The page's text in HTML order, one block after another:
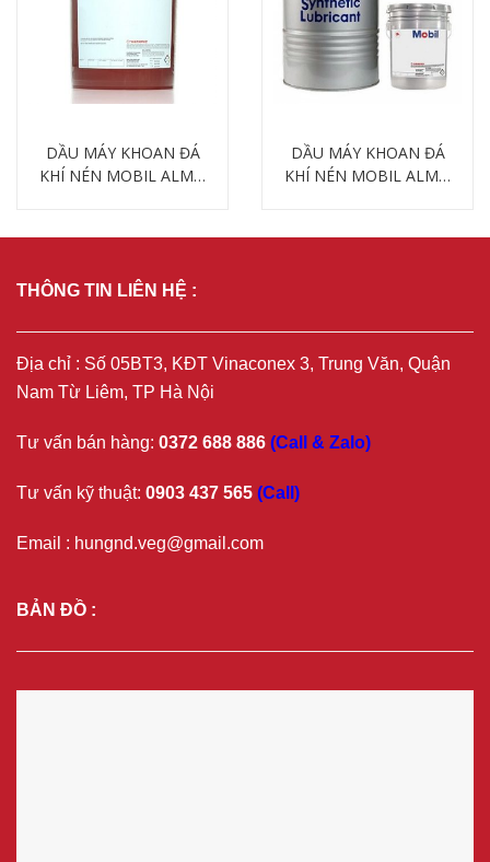
DẦU MÁY KHOAN ĐÁ
KHÍ NÉN MOBIL ALMO
DẦU MÁY KHOAN ĐÁ
KHÍ NÉN MOBIL ALMO
THÔNG TIN LIÊN HỆ :
Địa chỉ : Số 05BT3, KĐT Vinaconex 3, Trung Văn, Quận
Nam Từ Liêm, TP Hà Nội
Tư vấn bán hàng: 0372 688 886 (Call & Zalo)
Tư vấn kỹ thuật: 0903 437 565 (Call)
Email : hungnd.veg@gmail.com
BẢN ĐỒ :